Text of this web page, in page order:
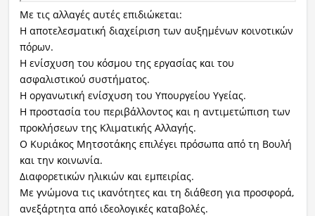
Με τις αλλαγές αυτές επιδιώκεται:
Η αποτελεσματική διαχείριση των αυξημένων κοινοτικών
πόρων.
Η ενίσχυση του κόσμου της εργασίας και του
ασφαλιστικού συστήματος.
Η οργανωτική ενίσχυση του Υπουργείου Υγείας.
Η προστασία του περιβάλλοντος και η αντιμετώπιση των
προκλήσεων της Κλιματικής Αλλαγής.
Ο Κυριάκος Μητσοτάκης επιλέγει πρόσωπα από τη Βουλή
και την κοινωνία.
Διαφορετικών ηλικιών και εμπειρίας.
Με γνώμονα τις ικανότητες και τη διάθεση για προσφορά,
ανεξάρτητα από ιδεολογικές καταβολές.